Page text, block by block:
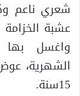
شعري ناعم
عشبة
واغسل بها
الشهرية،
15سنة.